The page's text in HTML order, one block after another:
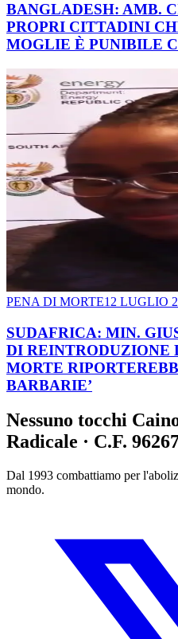
BANGLADESH: AMB.
PROPRI CITTADINI
MOGLIE È PUNIBILE
PENA DI MORTE12 LUGLIO
SUDAFRICA: MIN.
DI REINTRODUZIONE
MORTE
BARBARIE’
Nessuno tocchi
Radicale · C.F.
Dal 1993 combattiamo per
mondo.